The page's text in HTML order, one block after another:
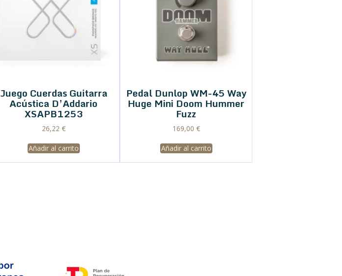
Juego Cuerdas Guitarra
Acústica D’Addario
XSAPB1253
26,22 €
Añadir al carrito
Pedal Dunlop WM-45 Way
Huge Mini Doom Hummer
Fuzz
169,00 €
Añadir al carrito